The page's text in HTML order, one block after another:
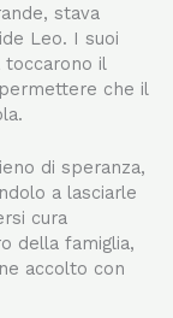
stava
Leo. I suoi
toccarono il
che il
di speranza,
a lasciarle
cura
della famiglia,
accolto con